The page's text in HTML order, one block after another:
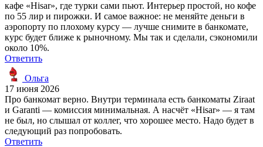
кафе «Hisar», где турки сами пьют. Интерьер простой, но кофе
по 55 лир и пирожки. И самое важное: не меняйте деньги в
аэропорту по плохому курсу — лучше снимите в банкомате,
курс будет ближе к рыночному. Мы так и сделали, сэкономили
около 10%.
Ответить
Ольга
17 июня 2026
Про банкомат верно. Внутри терминала есть банкоматы Ziraat
и Garanti — комиссия минимальная. А насчёт «Hisar» — я там
не был, но слышал от коллег, что хорошее место. Надо будет в
следующий раз попробовать.
Ответить